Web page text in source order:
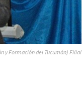
y Formación del Tucumán) Filial